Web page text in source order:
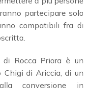
partecipare solo
compatibili fra di
di Rocca Priora è un
Chigi di Ariccia, di un
conversione in